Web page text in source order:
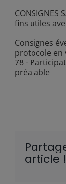
CONSIGNES
fins utiles
Consignes
protocole en
78 -
préalable
article !